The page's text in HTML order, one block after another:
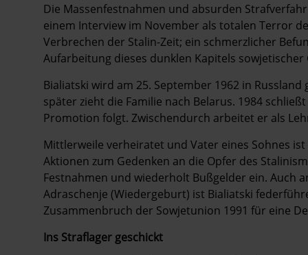
Die Massenfestnahmen und absurden
einem Interview im November als totalen Terror
Verbrechen der Stalin-Zeit; ein schmerzlicher
Aufarbeitung dieses dunklen Kapitels
Bialiatski wird am 25. September 1962 in
später zieht die Familie nach Belarus. 1984
Promotion folgt. Zwischendurch arbeitet er als
Mittlerweile verheiratet und Vater eines Sohnes
Aktionen zum Gedenken an die Opfer des
Festnahmen und wiederholt Bußgelder ein. Auch
Adraschenje (Wiedergeburt) ist Bialiatski
Zusammenbruch der Sowjetunion 1991 für eine
Ins Straflager geschickt